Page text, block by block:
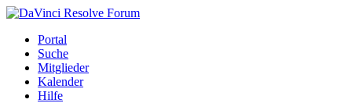
Portal
Suche
Mitglieder
Kalender
Hilfe